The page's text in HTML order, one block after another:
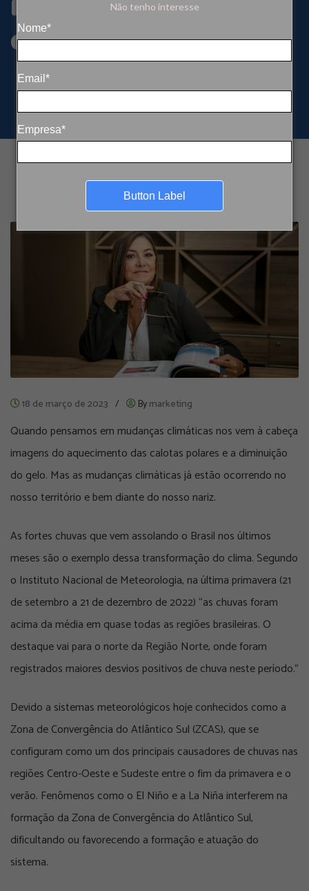
Não tenho interesse
Nome*
Email*
Empresa*
Button Label
coletiva
18 de março de 2023 / Bymarketing
Quando pensamos em mudanças climáticas nos vem à cabeça
imagens do aquecimento das calotas polares e a diminuição
do gelo. Mas as mudanças climáticas já estão ocorrendo no
nosso território e bem diante do nosso nariz.
As fortes chuvas que vem assolando o Brasil nos últimos
meses são o exemplo dessa transformação do clima. Segundo
o Instituto Nacional de Meteorologia, na última primavera (21
de setembro a 21 de dezembro de 2022) “as chuvas foram
acima da média em quase todas as regiões brasileiras. O
destaque vai para o norte da Região Norte, onde foram
registrados maiores desvios positivos de chuva neste período.”
Devido a sistemas meteorológicos hoje conhecidos como a
Zona de Convergência do Atlântico Sul (ZCAS), que se
configuram como um dos principais causadores de chuvas nas
regiões Centro-Oeste e Sudeste entre o fim da primavera e o
verão. Fenômenos como o El Niño e a La Niña interferem na
formação da Zona de Convergência do Atlântico Sul,
dificultando ou favorecendo a formação e atuação do
sistema.